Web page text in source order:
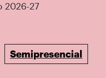
2026-27
Semipresencial